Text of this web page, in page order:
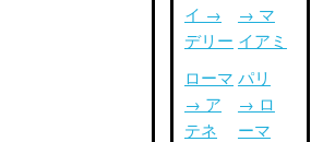
イ →
デリー
ローマ
→ ア
テネ
→ マ
イアミ
パリ
→ ロ
ーマ